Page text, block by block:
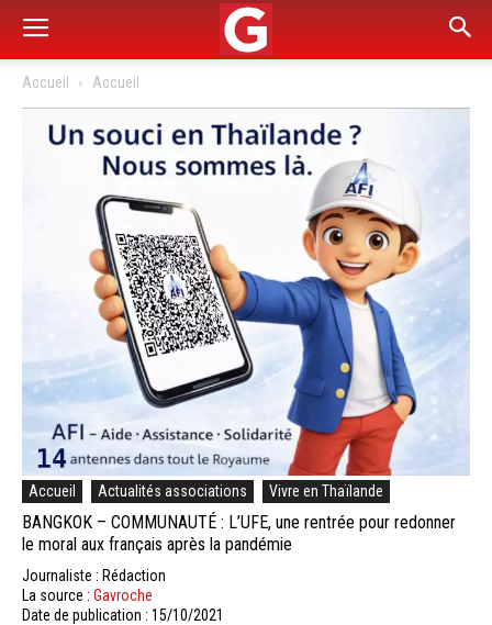
Accueil Accueil
Accueil Actualités associations Vivre en Thaïlande
BANGKOK – COMMUNAUTÉ : L’UFE, une rentrée pour redonner
le moral aux français après la pandémie
Journaliste : Rédaction
La source : Gavroche
Date de publication : 15/10/2021